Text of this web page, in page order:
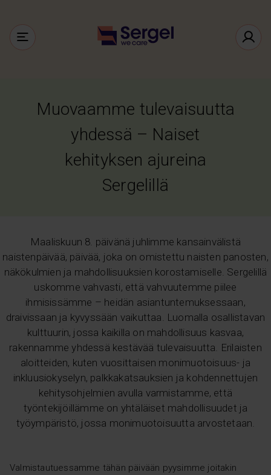
Muovaamme tulevaisuutta
yhdessä – Naiset
kehityksen ajureina
Sergelillä
Maaliskuun 8. päivänä juhlimme kansainvälistä
naistenpäivää, päivää, joka on omistettu naisten panosten,
näkökulmien ja mahdollisuuksien korostamiselle. Sergelillä
uskomme vahvasti, että vahvuutemme piilee
ihmisissämme – heidän asiantuntemuksessaan,
draivissaan ja kyvyssään vaikuttaa. Luomalla osallistavan
kulttuurin, jossa kaikilla on mahdollisuus kasvaa,
rakennamme yhdessä kestävää tulevaisuutta. Erilaisten
aloitteiden, kuten vuosittaisen monimuotoisuus- ja
inkluusiokyselyn, palkkakatsauksien ja kohdennettujen
kehitysohjelmien avulla varmistamme, että
työntekijöillämme on yhtäläiset mahdollisuudet ja
työympäristö, jossa monimuotoisuutta arvostetaan.
Valmistautuessamme tähän päivään pyysimme joitakin